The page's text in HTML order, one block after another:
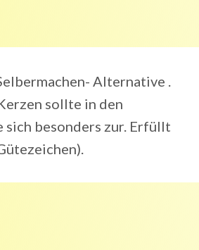
Alternative .
sollte in den
sich besonders zur. Erfüllt